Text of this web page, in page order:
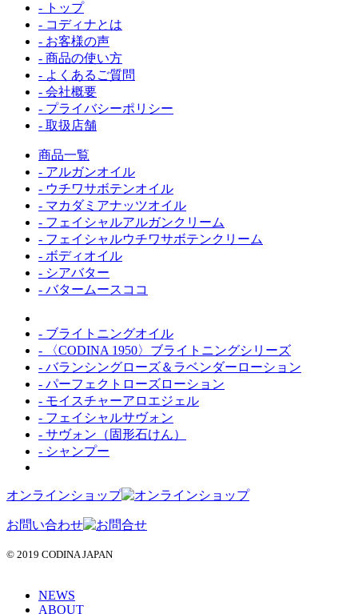
- トップ
- コディナとは
- お客様の声
- 商品の使い方
- よくあるご質問
- 会社概要
- プライバシーポリシー
- 取扱店舗
商品一覧
- アルガンオイル
- ウチワサボテンオイル
- マカダミアナッツオイル
- フェイシャルアルガンクリーム
- フェイシャルウチワサボテンクリーム
- ボディオイル
- シアバター
- バタームースココ
- ブライトニングオイル
- 〈CODINA 1950〉ブライトニングシリーズ
- バランシングローズ＆ラベンダーローション
- パーフェクトローズローション
- モイスチャーアロエジェル
- フェイシャルサヴォン
- サヴォン（固形石けん）
- シャンプー
オンラインショップ
お問い合わせ
© 2019 CODINA JAPAN
NEWS
ABOUT